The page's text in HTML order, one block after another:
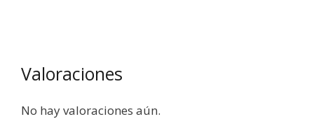
Valoraciones
No hay valoraciones aún.